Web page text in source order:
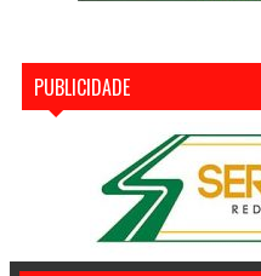
PUBLICIDADE